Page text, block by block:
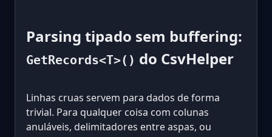
Parsing tipado sem buffering:
GetRecords<T>() do CsvHelper
Linhas cruas servem para dados de forma
trivial. Para qualquer coisa com colunas
anuláveis, delimitadores entre aspas, ou